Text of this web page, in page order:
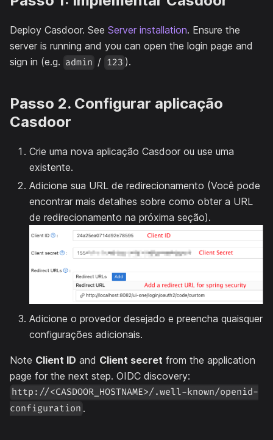
Deploy Casdoor. See Server installation. Ensure the
server is running and you can open the login page and
sign in (e.g. admin / 123 ).
Passo 2. Configurar aplicação
Casdoor
Crie uma nova aplicação Casdoor ou use uma
existente.
Adicione sua URL de redirecionamento (Você pode
encontrar mais detalhes sobre como obter a URL
de redirecionamento na próxima seção).
Adicione o provedor desejado e preencha quaisquer
configurações adicionais.
Note Client ID and Client secret from the application
page for the next step. OIDC discovery:
http://<CASDOOR_HOSTNAME>/.well-known/openid-
configuration .